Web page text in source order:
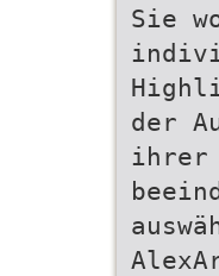
Sie
der
ihrer